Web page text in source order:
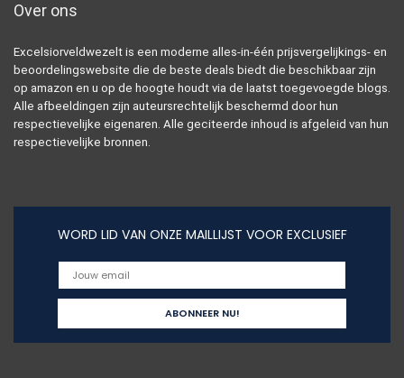
Over ons
Excelsiorveldwezelt is een moderne alles-in-één prijsvergelijkings- en
beoordelingswebsite die de beste deals biedt die beschikbaar zijn
op amazon en u op de hoogte houdt via de laatst toegevoegde blogs.
Alle afbeeldingen zijn auteursrechtelijk beschermd door hun
respectievelijke eigenaren. Alle geciteerde inhoud is afgeleid van hun
respectievelijke bronnen.
WORD LID VAN ONZE MAILLIJST VOOR EXCLUSIEF